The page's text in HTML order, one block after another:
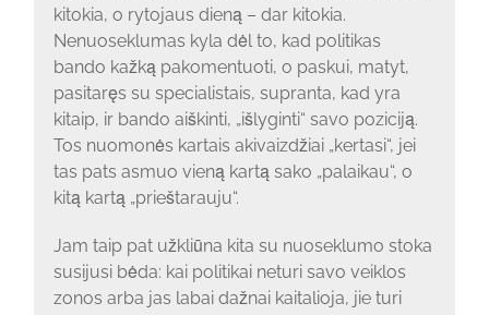
kitokia, o rytojaus dieną – dar kitokia.
Nenuoseklumas kyla dėl to, kad politikas
bando kažką pakomentuoti, o paskui, matyt,
pasitaręs su specialistais, supranta, kad yra
kitaip, ir bando aiškinti, „išlyginti“ savo poziciją.
Tos nuomonės kartais akivaizdžiai „kertasi“, jei
tas pats asmuo vieną kartą sako „palaikau“, o
kitą kartą „prieštarauju“.
Jam taip pat užkliūna kita su nuoseklumo stoka
susijusi bėda: kai politikai neturi savo veiklos
zonos arba jas labai dažnai kaitalioja, jie turi